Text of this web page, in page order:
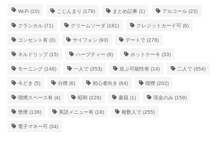
Wi-Fi (10) こじんまり (178) まとめ記事 (1) アルコール (23)
クラシカル (71) クリームソーダ (181) クレジットカード可 (6)
コンセント有 (3) サイフォン (93) デートで (278)
ネルドリップ(15) ハーブティー (9) ホットケーキ (33)
モーニング (146) 一人で (353) 並ぶ可能性有 (14) 二人で (354)
今どき (5) 分煙 (6) 初心者向き (64) 喫煙 (202)
喫煙スペース有 (4) 昭和 (229) 書籍 (1) 現金のみ (159)
禁煙 (136) 英語メニュー有 (18) 複数人で (255)
電子マネー可 (34)